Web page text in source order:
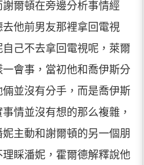
爾頓在旁邊分析事情經
他前男友那裡拿回電視
己不去拿回電視呢，萊爾
會事，當初他和喬伊斯分
並沒有分手，而是喬伊斯
情並沒有想的那么複雜，
主動和謝爾頓的另一個朋
睬潘妮，霍爾德解釋說他